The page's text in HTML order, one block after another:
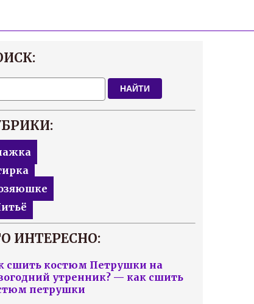
НАЙТИ
ИНТЕРЕСНО:
сшить костюм Петрушки на
утренник? — как сшить
петрушки